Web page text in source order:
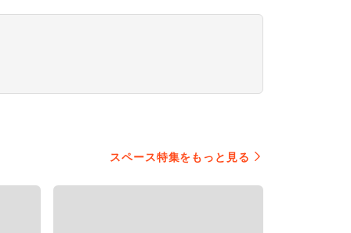
スペース特集をもっと見る